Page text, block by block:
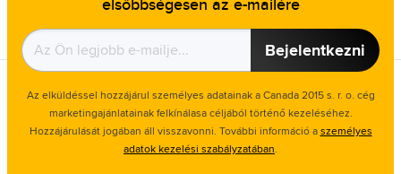
Bejelentkezni
Az elküldéssel hozzájárul személyes adatainak a Canada 2015 s. r. o. cég
marketingajánlatainak felkínálasa céljából történő kezeléséhez.
Hozzájárulását jogában áll visszavonni. További információ aszemélyes
adatok kezelési szabályzatában.